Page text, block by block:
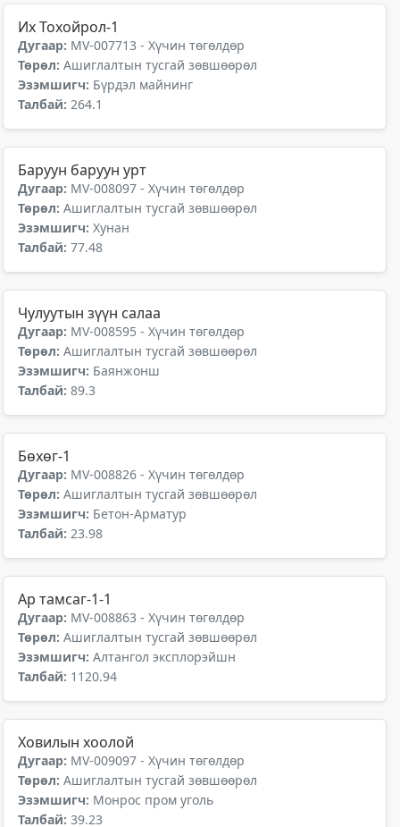
Их Тохойрол-1
Дугаар: MV-007713 - Хүчин төгөлдөр
Төрөл: Ашиглалтын тусгай зөвшөөрөл
Эзэмшигч: Бүрдэл майнинг
Талбай: 264.1
Баруун баруун урт
Дугаар: MV-008097 - Хүчин төгөлдөр
Төрөл: Ашиглалтын тусгай зөвшөөрөл
Эзэмшигч: Хунан
Талбай: 77.48
Чулуутын зүүн салаа
Дугаар: MV-008595 - Хүчин төгөлдөр
Төрөл: Ашиглалтын тусгай зөвшөөрөл
Эзэмшигч: Баянжонш
Талбай: 89.3
Бөхөг-1
Дугаар: MV-008826 - Хүчин төгөлдөр
Төрөл: Ашиглалтын тусгай зөвшөөрөл
Эзэмшигч: Бетон-Арматур
Талбай: 23.98
Ар тамсаг-1-1
Дугаар: MV-008863 - Хүчин төгөлдөр
Төрөл: Ашиглалтын тусгай зөвшөөрөл
Эзэмшигч: Алтангол эксплорэйшн
Талбай: 1120.94
Ховилын хоолой
Дугаар: MV-009097 - Хүчин төгөлдөр
Төрөл: Ашиглалтын тусгай зөвшөөрөл
Эзэмшигч: Монрос пром уголь
Талбай: 39.23